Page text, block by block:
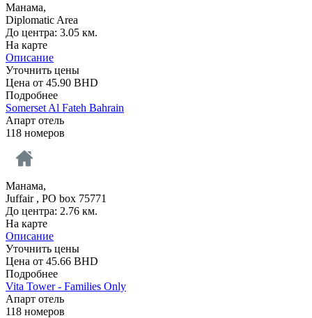
Манама,
Diplomatic Area
До центра: 3.05 км.
На карте
Описание
Уточнить цены
Цена от 45.90 BHD
Подробнее
Somerset Al Fateh Bahrain
Апарт отель
118 номеров
Манама,
Juffair , PO box 75771
До центра: 2.76 км.
На карте
Описание
Уточнить цены
Цена от 45.66 BHD
Подробнее
Vita Tower - Families Only
Апарт отель
118 номеров